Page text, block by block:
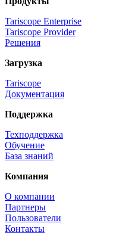
Tariscope Enterprise
Tariscope Provider
Решения
Загрузка
Tariscope
Документация
Поддержка
Техподдержка
Обучение
База знаний
Компания
О компании
Партнеры
Пользователи
Контакты